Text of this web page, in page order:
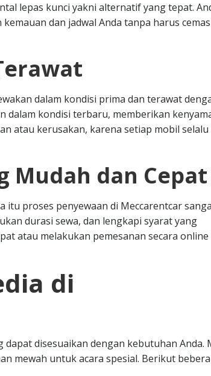
lepas kunci yakni alternatif yang tepat.
dan jadwal Anda tanpa harus cemas
dalam kondisi prima dan terawat
dalam kondisi terbaru, memberikan
atau kerusakan, karena setiap mobil
Mudah dan Cepat
itu proses penyewaan di Meccarentcar
durasi sewa, dan lengkapi syarat yang
atau melakukan pemesanan secara online
di
disesuaikan dengan kebutuhan Anda.
mewah untuk acara spesial. Berikut